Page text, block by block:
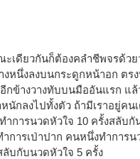
เดียวกันก็ต้องคลำชีพจรด้วย
งหนึ่งลงบนกระดูกหน้าอก ตร
กข้างวางทับบนมืออันแรก แ
นักลงไปทั้งตัว ถ้ามีเราอยู่คน
ำการนวดหัวใจ 10 ครั้งสลับ
การเป่าปาก คนหนึ่งทำการน
ลับกับนวดหัวใจ 5 ครั้ง